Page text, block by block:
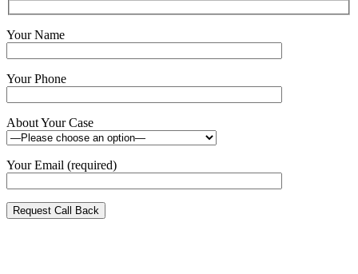
Your Name
Your Phone
About Your Case
Your Email (required)